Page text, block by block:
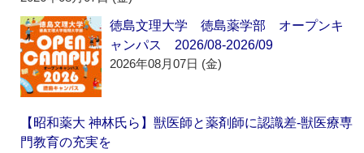
徳島文理大学 徳島薬学部 オープンキ
ャンパス 2026/08-2026/09
2026年08月07日 (金)
【昭和薬大 神林氏ら】獣医師と薬剤師に認識差‐獣医療専
門教育の充実を